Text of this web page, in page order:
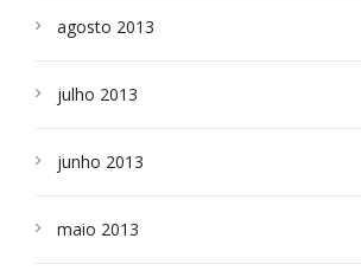
agosto 2013
julho 2013
junho 2013
maio 2013